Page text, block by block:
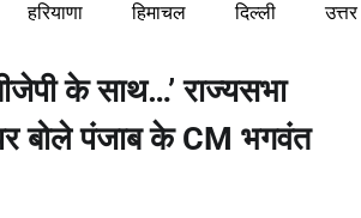
हरियाणा हिमाचल दिल्ली
के साथ…’ राज्यसभा
बोले पंजाब के CM भगवंत